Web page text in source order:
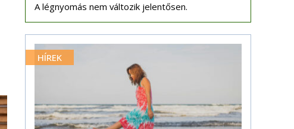
A légnyomás nem változik jelentősen.
HÍREK